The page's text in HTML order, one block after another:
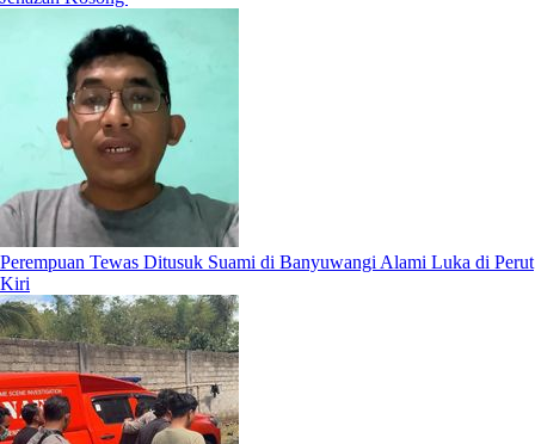
Perempuan Tewas Ditusuk Suami di Banyuwangi Alami Luka di Perut
Kiri